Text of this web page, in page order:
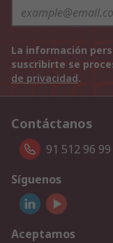
La información
suscribirte se
de privacidad.
Contáctanos
91 512 96 99
Síguenos
Aceptamos